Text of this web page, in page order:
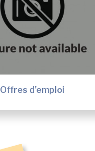
Offres d'emploi